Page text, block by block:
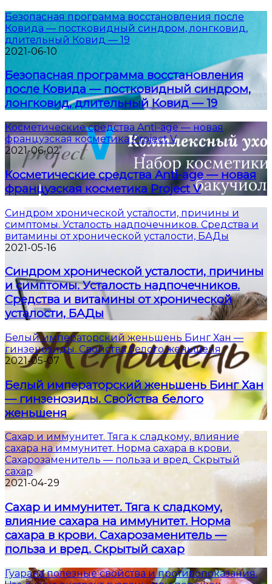
Безопасная программа восстановления после
Ковида — постковидный синдром, лонгковид,
длительный Ковид — 19
2021-06-10
Безопасная программа восстановления
после Ковида — постковидный синдром,
лонгковид, длительный Ковид — 19
Косметические средства Anti-age — новая
французская косметика Project V
2021-06-02
Косметические средства Anti-age — новая
французская косметика Project V
Синдром хронической усталости, причины и
симптомы. Усталость надпочечников. Средства и
витамины от хронической усталости, БАДы
2021-05-16
Синдром хронической усталости, причины
и симптомы. Усталость надпочечников.
Средства и витамины от хронической
усталости, БАДы
Белый императорский женьшень Бинг Хан —
гинзенозиды. Свойства белого женьшеня
2021-05-07
Белый императорский женьшень Бинг Хан
— гинзенозиды. Свойства белого
женьшеня
Сахар и иммунитет. Тяга к сладкому, влияние
сахара на иммунитет. Норма сахара в крови.
Сахарозаменитель — польза и вред. Скрытый
сахар
2021-04-29
Сахар и иммунитет. Тяга к сладкому,
влияние сахара на иммунитет. Норма
сахара в крови. Сахарозаменитель —
польза и вред. Скрытый сахар
Гуарана полезные свойства и противопоказания.